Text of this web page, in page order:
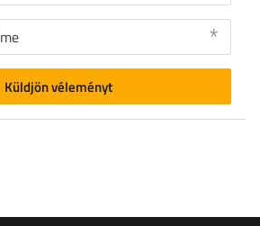
Küldjön véleményt